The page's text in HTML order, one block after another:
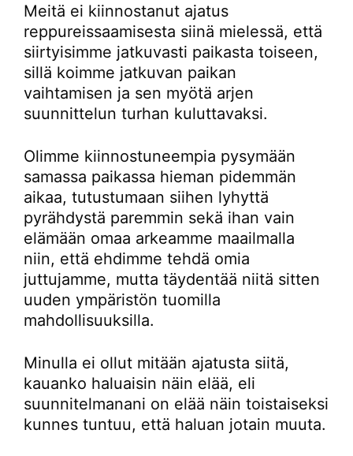
Meitä ei kiinnostanut ajatus
reppureissaamisesta siinä mielessä, että
siirtyisimme jatkuvasti paikasta toiseen,
sillä koimme jatkuvan paikan
vaihtamisen ja sen myötä arjen
suunnittelun turhan kuluttavaksi.
Olimme kiinnostuneempia pysymään
samassa paikassa hieman pidemmän
aikaa, tutustumaan siihen lyhyttä
pyrähdystä paremmin sekä ihan vain
elämään omaa arkeamme maailmalla
niin, että ehdimme tehdä omia
juttujamme, mutta täydentää niitä sitten
uuden ympäristön tuomilla
mahdollisuuksilla.
Minulla ei ollut mitään ajatusta siitä,
kauanko haluaisin näin elää, eli
suunnitelmanani on elää näin toistaiseksi
kunnes tuntuu, että haluan jotain muuta.